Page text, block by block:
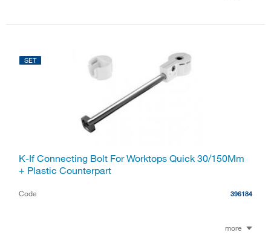
SET
K-If Connecting Bolt For Worktops Quick 30/150Mm
+ Plastic Counterpart
Code 396184
more